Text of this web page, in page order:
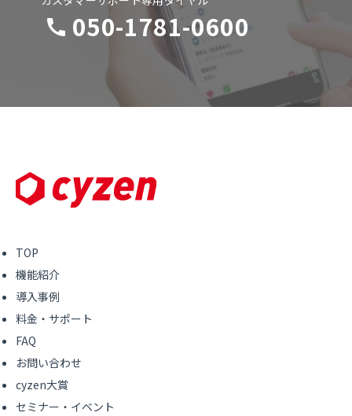
050-1781-0600
TOP
機能紹介
導入事例
料金・サポート
FAQ
お問い合わせ
cyzen大賞
セミナー・イベント